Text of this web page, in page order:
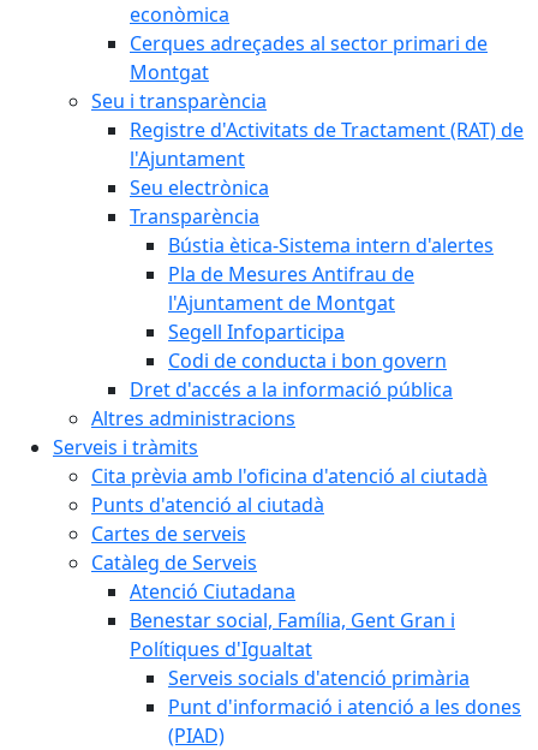
econòmica
Cerques adreçades al sector primari de
Montgat
Seu i transparència
Registre d'Activitats de Tractament (RAT) de
l'Ajuntament
Seu electrònica
Transparència
Bústia ètica-Sistema intern d'alertes
Pla de Mesures Antifrau de
l'Ajuntament de Montgat
Segell Infoparticipa
Codi de conducta i bon govern
Dret d'accés a la informació pública
Altres administracions
Serveis i tràmits
Cita prèvia amb l'oficina d'atenció al ciutadà
Punts d'atenció al ciutadà
Cartes de serveis
Catàleg de Serveis
Atenció Ciutadana
Benestar social, Família, Gent Gran i
Polítiques d'Igualtat
Serveis socials d'atenció primària
Punt d'informació i atenció a les dones
(PIAD)